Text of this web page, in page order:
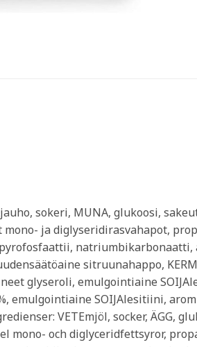
sokeri, MUNA, glukoosi,
ja diglyseridirasvahapot,
sitruunahappo,
glyseroli, emulgointiaine
emulgointiaine SOIJAlesitiini,
VETEmjöl, socker, ÄGG,
mono- och diglyceridfettsyror,